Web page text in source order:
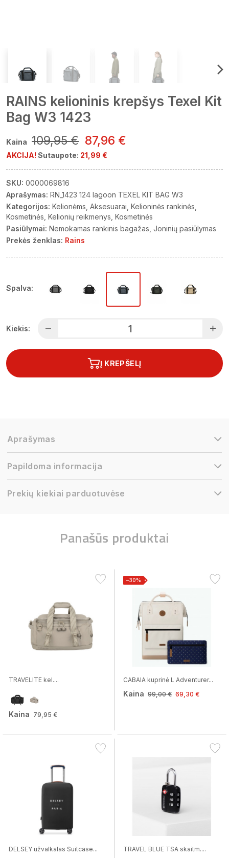
RAINS kelioninis krepšys Texel Kit
Bag W3 1423
Kaina 109,95 € 87,96 €
AKCIJA! Sutaupote: 21,99 €
SKU: 0000069816
Aprašymas: RN_1423 124 lagoon TEXEL KIT BAG W3
Kategorijos: Kelionėms Aksesuarai Kelioninės rankinės
Kosmetinės Kelionių reikmenys Kosmetinės
Pasiūlymai: Nemokamas rankinis bagažas Joninių pasiūlymas
Prekės ženklas: Rains
Spalva:
Kiekis:
Į KREPŠELĮ
Aprašymas
Papildoma informacija
Prekių kiekiai parduotuvėse
Panašūs produktai
TRAVELITE kel....
Kaina 79,95 €
−30%
CABAIA kuprinė L Adventurer...
Kaina 99,00 € 69,30 €
DELSEY užvalkalas Suitcase... TRAVEL BLUE TSA skaitm....